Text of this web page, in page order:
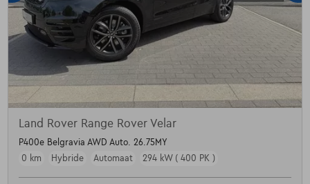
Land Rover Range Rover Velar
P400e Belgravia AWD Auto. 26.75MY
0 km
Hybride Automaat 294 kW ( 400 PK )